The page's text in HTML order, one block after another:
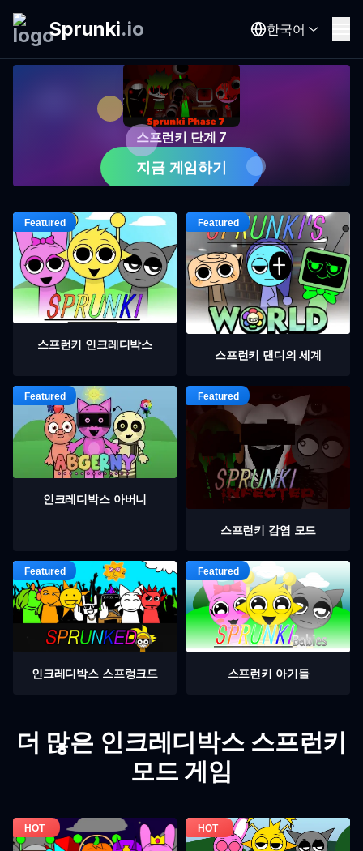
Sprunki.io 한국어
스프런키 단계 7
지금 게임하기
스프런키 인크레디박스
스프런키 댄디의 세계
인크레디박스 아버니
스프런키 감염 모드
인크레디박스 스프렁크드 스프런키 아기들
더 많은 인크레디박스 스프런키
모드 게임